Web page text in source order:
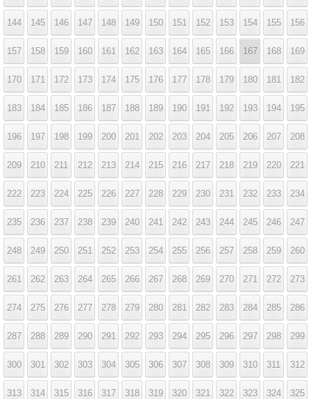
144 145 146 147 148 149 150 151 152 153 154 155 156
157 158 159 160 161 162 163 164 165 166 167 168 169
170 171 172 173 174 175 176 177 178 179 180 181 182
183 184 185 186 187 188 189 190 191 192 193 194 195
196 197 198 199 200 201 202 203 204 205 206 207 208
209 210 211 212 213 214 215 216 217 218 219 220 221
222 223 224 225 226 227 228 229 230 231 232 233 234
235 236 237 238 239 240 241 242 243 244 245 246 247
248 249 250 251 252 253 254 255 256 257 258 259 260
261 262 263 264 265 266 267 268 269 270 271 272 273
274 275 276 277 278 279 280 281 282 283 284 285 286
287 288 289 290 291 292 293 294 295 296 297 298 299
300 301 302 303 304 305 306 307 308 309 310 311 312
313 314 315 316 317 318 319 320 321 322 323 324 325